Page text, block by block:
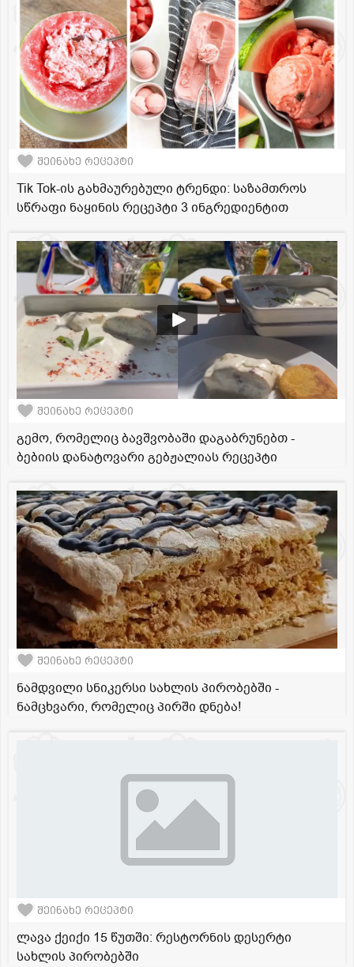
შეინახე რეცეპტი
Tik Tok-ის გახმაურებული ტრენდი: საზამთროს
სწრაფი ნაყინის რეცეპტი 3 ინგრედიენტით
შეინახე რეცეპტი
გემო, რომელიც ბავშვობაში დაგაბრუნებთ -
ბებიის დანატოვარი გებჟალიას რეცეპტი
შეინახე რეცეპტი
ნამდვილი სნიკერსი სახლის პირობებში -
ნამცხვარი, რომელიც პირში დნება!
შეინახე რეცეპტი
ლავა ქეიქი 15 წუთში: რესტორნის დესერტი
სახლის პირობებში